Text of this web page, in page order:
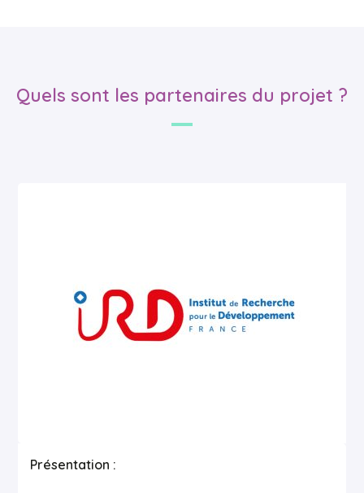
Quels sont les partenaires du projet ?
Présentation :